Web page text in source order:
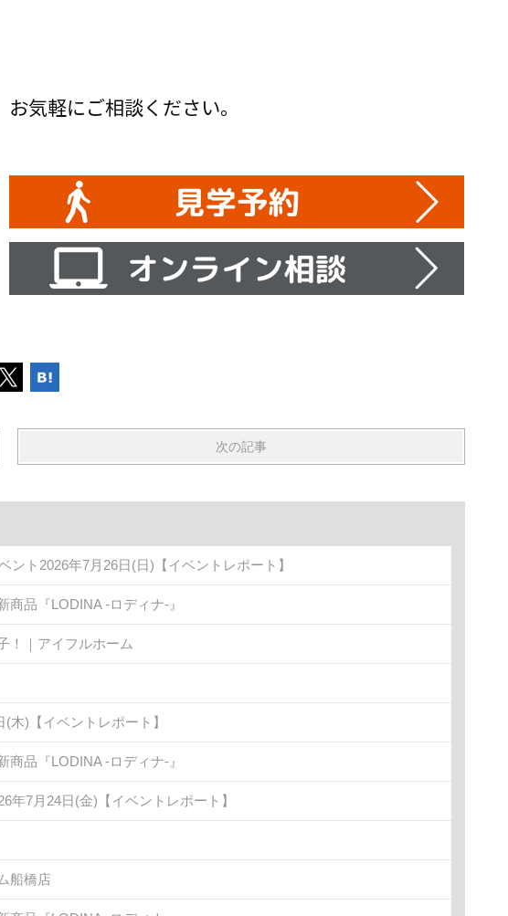
お気軽にご相談ください。
次の記事
ント2026年7月26日(日)【イベントレポート】
品『LODINA -ロディナ-』
！｜アイフルホーム
木)【イベントレポート】
品『LODINA -ロディナ-』
年7月24日(金)【イベントレポート】
船橋店